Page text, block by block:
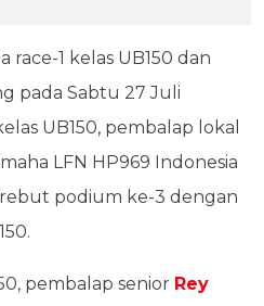
race-1 kelas UB150 dan
pada Sabtu 27 Juli
UB150, pembalap lokal
LFN HP969 Indonesia
podium ke-3 dengan
pembalap senior Rey